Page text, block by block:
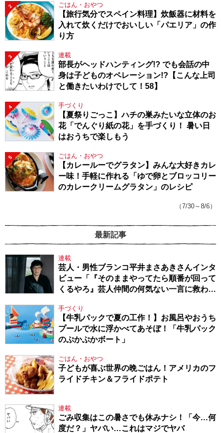
2 ごはん・おやつ
【旅行気分でスペイン料理】炊飯器に材料を
入れて炊くだけでおいしい「パエリア」の作
り方
3 連載
部長がヘッドハンティング!? でも会話の中
身は子どものオペレーション!?【こんな上司
と働きたいわけでして！58】
4 手づくり
【夏祭りごっこ】ハチの巣みたいな立体のお
花「でんぐり紙の花」を手づくり！ 暑い日
はおうちで楽しもう
5 ごはん・おやつ
【カレールーでグラタン】みんな大好きカレ
ー味！手軽に作れる「ゆで卵とブロッコリー
のカレークリームグラタン」のレシピ
（7/30～8/6）
最新記事
連載
芸人・男性ブランコ平井まさあきさんインタ
ビュー「『そのままやってたら順番が回って
くるやろ』芸人仲間の何気ない一言に救われ
手づくり
【牛乳パックで夏の工作！】お風呂やおうち
プールで水に浮かべてあそぼ！「牛乳パック
のぷかぷかボート」
ごはん・おやつ
子どもが喜ぶ世界の晩ごはん！アメリカのフ
ライドチキン＆フライドポテト
連載
ごみ収集はこの暑さでも休みナシ！「今…何
度だ？」ヤバい…これはマジでヤバ